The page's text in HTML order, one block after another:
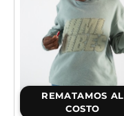
REMATAMOS AL
COSTO